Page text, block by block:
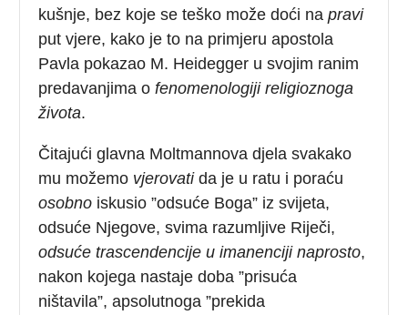
kušnje, bez koje se teško može doći napravi
put vjere, kako je to na primjeru apostola
Pavla pokazao M. Heidegger u svojim ranim
predavanjima ofenomenologiji religioznoga
života.
Čitajući glavna Moltmannova djela svakako
mu možemo vjerovatida je u ratu i poraću
osobno iskusio ”odsuće Boga” iz svijeta,
odsuće Njegove, svima razumljive Riječi,
odsuće trascendencije u imanenciji naprosto,
nakon kojega nastaje doba ”prisuća
ništavila”, apsolutnoga ”prekida